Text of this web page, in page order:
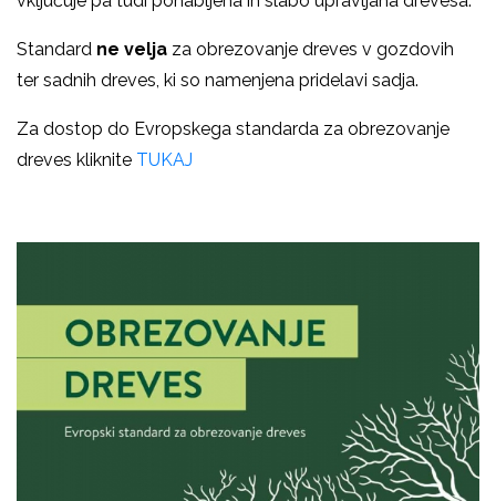
Standard ne velja za obrezovanje dreves v gozdovih
ter sadnih dreves, ki so namenjena pridelavi sadja.
Za dostop do Evropskega standarda za obrezovanje
dreves kliknite TUKAJ